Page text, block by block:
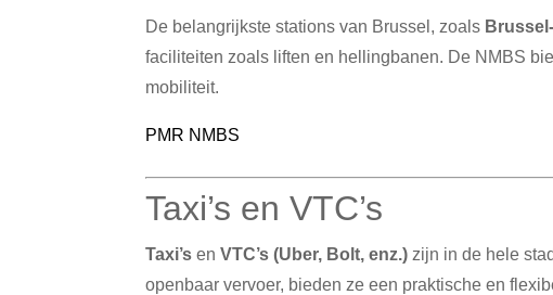
De belangrijkste stations van Brussel, zoals
faciliteiten zoals liften en hellingbanen. De NMBS
mobiliteit.
PMR NMBS
Taxi’s en VTC’s
Taxi’s enVTC’s (Uber, Bolt, enz.) zijn in de hele
openbaar vervoer, bieden ze een praktische en